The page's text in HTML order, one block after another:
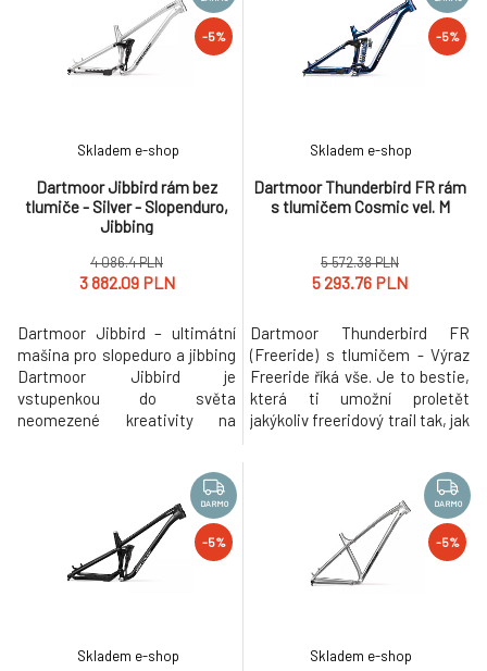
DARMO
-5%
Dartmoor Primal 29 v.2 rám - velikost M -
Brushed Silver
1 587.71 PLN
DARMO
RS Monarch RL Air
3 352.82 PLN
DARMO
-5%
Dartmoor Two6player Pro rám Long - Cosmic
Limited Edition
1 588.04 PLN
-5%
Dartmoor Jibbird rám bez
tlumiče - Silver - Slopenduro,
Jibbing
Skladem e-shop
4 086.4 PLN
3 882.09 PLN
Dartmoor Jibbird – ultimátní
mašina pro slopeduro a jibbing
Dartmoor Jibbird je
vstupenkou do světa
neomezené kreativity na
ale byl specificky upraven pro
potřeby rostoucí slopeduro
scény. Moderní geometrie z
Jibbirdu dělá ještě hravější
nástroj, který však neztrácí
-5%
Dartmoor Thunderbird FR rám
s tlumičem Cosmic vel. M
Skladem e-shop
5 572.38 PLN
5 293.76 PLN
Dartmoor Thunderbird FR
(Freeride) s tlumičem - Výraz
Freeride říká vše. Je to bestie,
která ti umožní proletět
jakýkoliv freeridový trail tak, jak
tak, aby si poradil se vším, co
vás tam čeká - ať už to jsou
dlouhé skoky, vysoké dropy,
rockgarden pasáže i ostré
klopenky. Od
DARMO
-5%
Skladem e-shop
DARMO
-5%
Skladem e-shop